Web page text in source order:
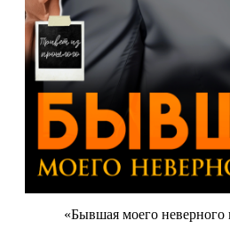
«Бывшая моего